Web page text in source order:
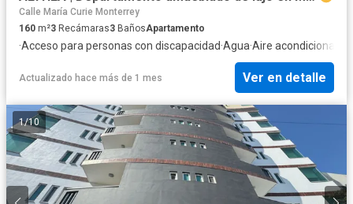
Calle María Curie Monterrey
160 m²3 Recámaras3 BañosApartamento
·Acceso para personas con discapacidad·Agua·Aire acondicionado
Actualizado hace más de 1 mes Ver en detalle
1/10